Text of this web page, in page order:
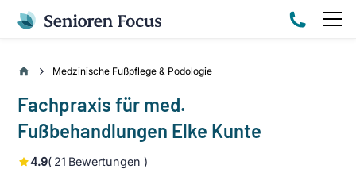
Medzinische Fußpflege & Podologie
Fachpraxis für med.
Fußbehandlungen Elke Kunte
4.9( 21 Bewertungen )